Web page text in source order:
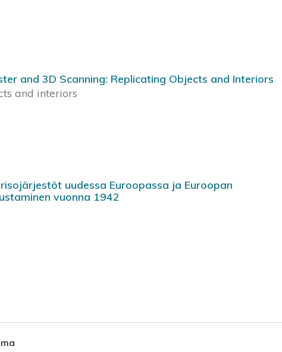
and 3D Scanning: Replicating Objects and Interiors
and interiors
uudessa Euroopassa ja Euroopan
vuonna 1942